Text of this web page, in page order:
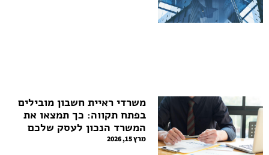
משרדי ראיית חשבון מובילים
בפתח תקווה: כך תמצאו את
המשרד הנכון לעסק שלכם
מרץ 15, 2026